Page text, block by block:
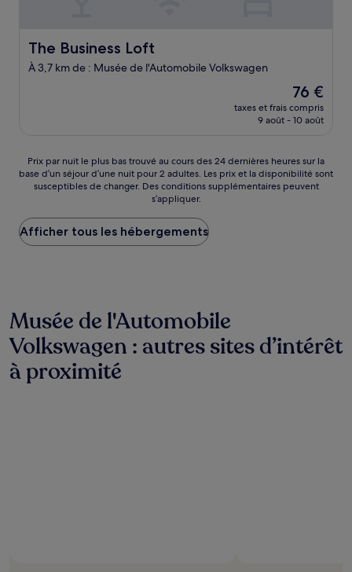
The Business Loft
The Business Loft
À 3,7 km de : Musée de l'Automobile Volkswagen
Le
nouveau
prix
76 €
76 €
taxes et frais compris
9 août - 10 août
Prix
par
nuit
plus
bas
trouvé
heures
sur
la
d’un
séjour
Prix par nuit le plus bas trouvé au cours des 24 dernières heures sur la
base d’un séjour d’une nuit pour 2 adultes. Les prix et la disponibilité sont
susceptibles de changer. Des conditions supplémentaires peuvent
s’appliquer.
Afficher tous les hébergements
Musée de l'Automobile
Volkswagen : autres sites d’intérêt
à proximité